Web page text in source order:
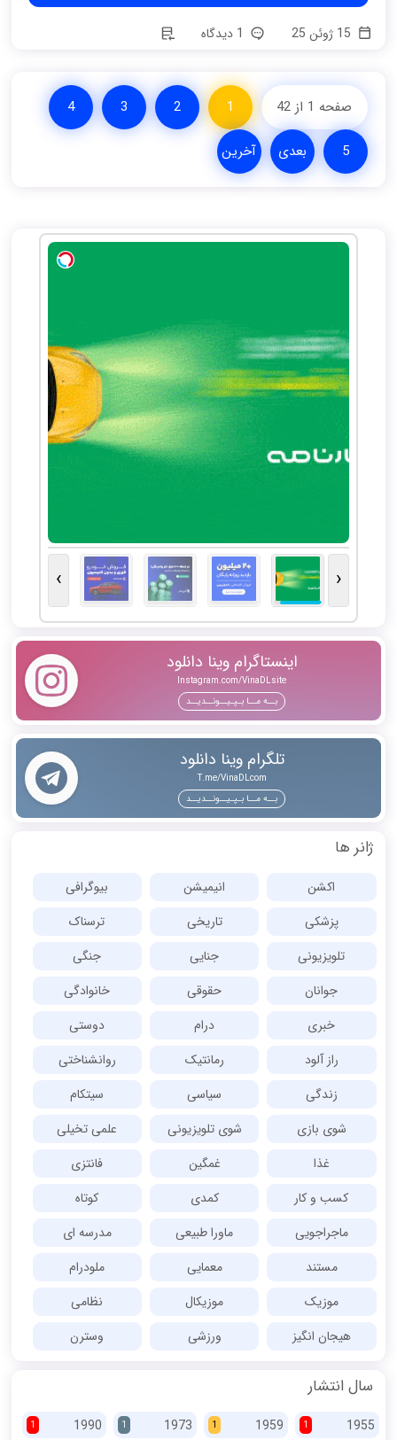
صفحه 1 از 42 1
2
3
4
5 بعدی آخرین
‹
›
اینستاگرام وینا دانلود
Instagram.com/VinaDLsite
بــه مــا بـپـیــونــدیــد
تلگرام وینا دانلود
T.me/VinaDLcom
بــه مــا بـپـیــونــدیــد
ژانر ها
اکشن انیمیشن
بیوگرافی
پزشکی
تاریخی
ترسناک
تلویزیونی
جنایی
جنگی
جوانان
حقوقی
خانوادگی
خبری
درام
دوستی
راز آلود
رمانتیک
روانشناختی
زندگی
سیاسی
سیتکام
شوی بازی
شوی تلویزیونی
علمی تخیلی
غذا
غمگین
فانتزی
کسب و کار
کمدی
کوتاه
ماجراجویی
ماورا طبیعی
مدرسه ای
مستند
معمایی
ملودرام
موزیک
موزیکال
نظامی
هیجان انگیز
ورزشی وسترن
سال انتشار
1955
1
1959
1
1973
1
1990
1